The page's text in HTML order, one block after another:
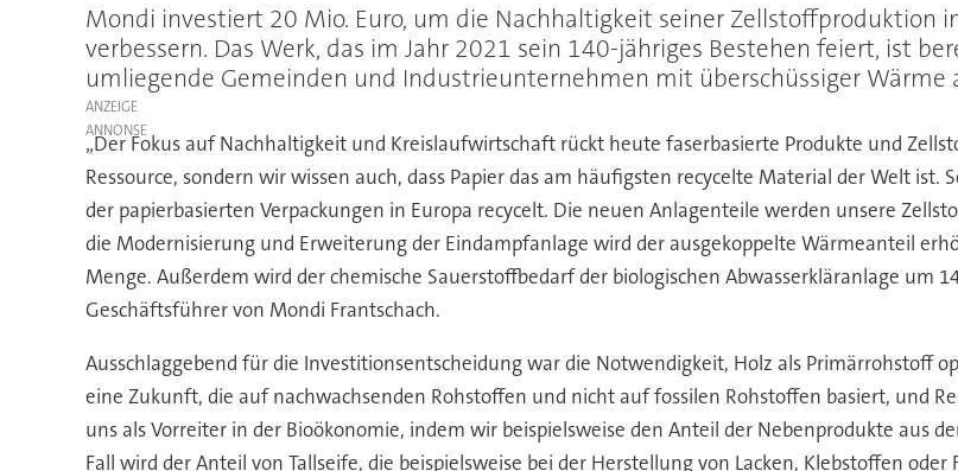
Mondi investiert 20 Mio. Euro, um die Nachhaltigkeit seiner Zellstoffproduktion
verbessern. Das Werk, das im Jahr 2021 sein 140-jähriges Bestehen feiert, ist
umliegende Gemeinden und Industrieunternehmen mit überschüssiger Wärme
ANZEIGE
„Der Fokus auf Nachhaltigkeit und Kreislaufwirtschaft rückt heute faserbasierte Produkte und
Ressource, sondern wir wissen auch, dass Papier das am häufigsten recycelte Material der Welt ist.
der papierbasierten Verpackungen in Europa recycelt. Die neuen Anlagenteile werden unsere
die Modernisierung und Erweiterung der Eindampfanlage wird der ausgekoppelte Wärmeanteil
Menge. Außerdem wird der chemische Sauerstoffbedarf der biologischen Abwasserkläranlage um
Geschäftsführer von Mondi Frantschach.
Ausschlaggebend für die Investitionsentscheidung war die Notwendigkeit, Holz als Primärrohstoff
eine Zukunft, die auf nachwachsenden Rohstoffen und nicht auf fossilen Rohstoffen basiert, und
uns als Vorreiter in der Bioökonomie, indem wir beispielsweise den Anteil der Nebenprodukte aus
Fall wird der Anteil von Tallseife, die beispielsweise bei der Herstellung von Lacken, Klebstoffen